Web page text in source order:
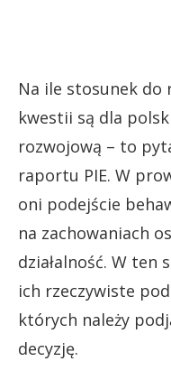
Na ile stosunek do
kwestii są dla
rozwojową – to
raportu PIE. W
oni podejście
na zachowaniach
działalność. W ten
ich rzeczywiste
których należy
decyzję.